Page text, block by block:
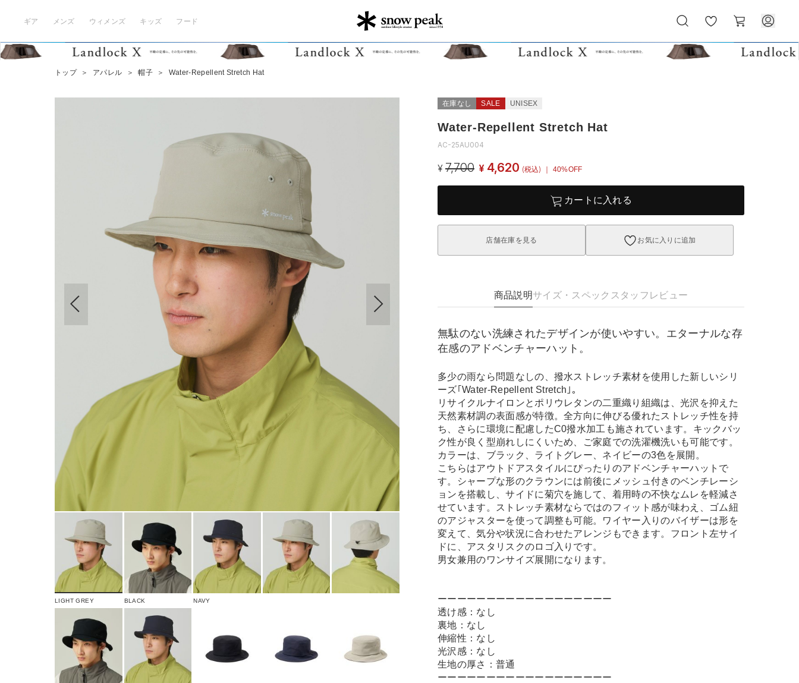
ギア メンズ ウィメンズ キッズ フード
気
に
ー
ト
トップ ＞ アパレル ＞ 帽子 ＞ Water-Repellent Stretch Hat
LIGHT GREY BLACK NAVY
在庫なし SALE UNISEX
Water-Repellent Stretch Hat
AC-25AU004
¥ 7,700 ¥ 4,620 (税込) ｜ 40%OFF
カートに入れる
店舗在庫を見る お気に入りに追加
商品説明サイズ・スペック スタッフレビュー
無駄のない洗練されたデザインが使いやすい。エターナルな存
在感のアドベンチャーハット。
多少の雨なら問題なしの、撥水ストレッチ素材を使用した新しいシリ
ーズ｢Water‐Repellent Stretch｣。
リサイクルナイロンとポリウレタンの二重織り組織は、光沢を抑えた
天然素材調の表面感が特徴。全方向に伸びる優れたストレッチ性を持
ち、さらに環境に配慮したC0撥水加工も施されています。キックバッ
ク性が良く型崩れしにくいため、ご家庭での洗濯機洗いも可能です。
カラーは、ブラック、ライトグレー、ネイビーの3色を展開。
こちらはアウトドアスタイルにぴったりのアドベンチャーハットで
す。シャープな形のクラウンには前後にメッシュ付きのベンチレーシ
ョンを搭載し、サイドに菊穴を施して、着用時の不快なムレを軽減さ
せています。ストレッチ素材ならではのフィット感が味わえ、ゴム紐
のアジャスターを使って調整も可能。ワイヤー入りのバイザーは形を
変えて、気分や状況に合わせたアレンジもできます。フロント左サイ
ドに、アスタリスクのロゴ入りです。
男女兼用のワンサイズ展開になります。
ーーーーーーーーーーーーーーーーーー
透け感：なし
裏地：なし
伸縮性：なし
光沢感：なし
生地の厚さ：普通
ーーーーーーーーーーーーーーーーーー